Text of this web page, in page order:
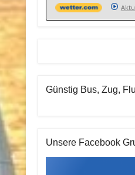
Günstig Bus, Zug,
Unsere Facebook